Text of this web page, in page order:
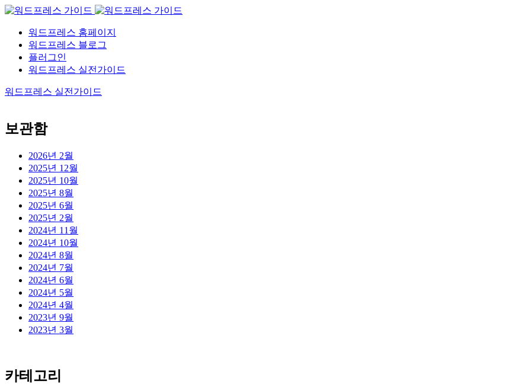
워드프레스 홈페이지
워드프레스 블로그
플러그인
워드프레스 실전가이드
워드프레스 실전가이드
보관함
2026년 2월
2025년 12월
2025년 10월
2025년 8월
2025년 6월
2025년 2월
2024년 11월
2024년 10월
2024년 8월
2024년 7월
2024년 6월
2024년 5월
2024년 4월
2023년 9월
2023년 3월
카테고리